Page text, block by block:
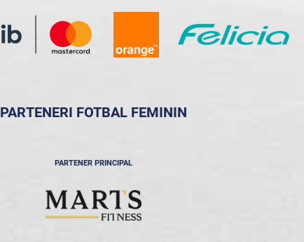
PARTENERI FOTBAL FEMININ
PARTENER PRINCIPAL